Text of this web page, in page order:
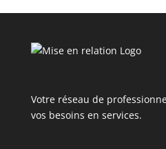
Votre réseau de
vos besoins en services.